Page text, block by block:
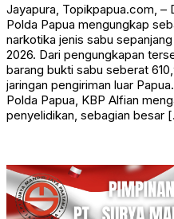
Jayapura, Topikpapua.com, –
Polda Papua mengungkap
narkotika jenis sabu
2026. Dari pengungkapan
barang bukti sabu seberat
jaringan pengiriman luar
Polda Papua, KBP Alfian
penyelidikan, sebagian besar